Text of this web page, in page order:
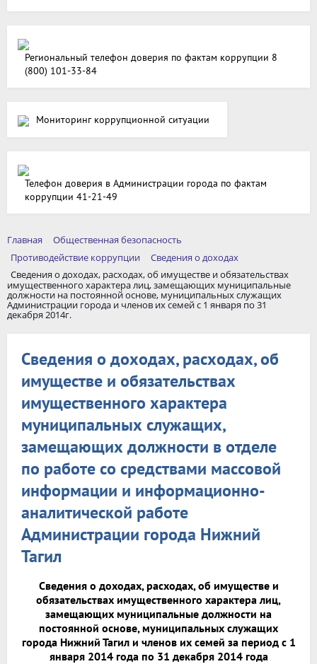
Региональный телефон доверия по фактам коррупции 8
(800) 101-33-84
Мониторинг коррупционной ситуации
Телефон доверия в Администрации города по фактам
коррупции 41-21-49
Главная
Общественная безопасность
Противодействие коррупции
Сведения о доходах
Сведения о доходах, расходах, об имуществе и обязательствах
имущественного характера лиц, замещающих муниципальные
должности на постоянной основе, муниципальных служащих
Администрации города и членов их семей с 1 января по 31
декабря 2014г.
Сведения о доходах, расходах, об
имуществе и обязательствах
имущественного характера
муниципальных служащих,
замещающих должности в отделе
по работе со средствами массовой
информации и информационно-
аналитической работе
Администрации города Нижний
Тагил
Сведения о доходах, расходах, об имуществе и
обязательствах имущественного характера лиц,
замещающих муниципальные должности на
постоянной основе, муниципальных служащих
города Нижний Тагил и членов их семей за период с 1
января 2014 года по 31 декабря 2014 года